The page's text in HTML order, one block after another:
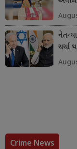
ચર્ચા
Crime News